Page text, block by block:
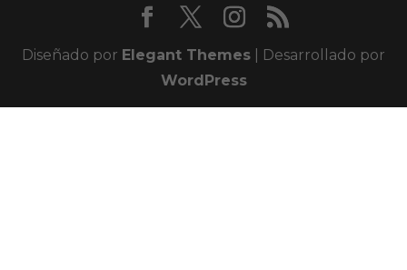
Diseñado por Elegant Themes | Desarrollado por
WordPress